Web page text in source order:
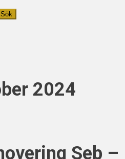
2024
Seb –